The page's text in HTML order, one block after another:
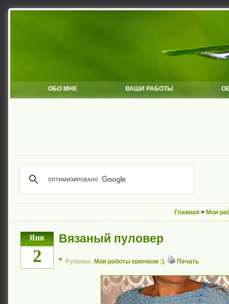
ОБО МНЕ ВАШИ РАБОТЫ
Главная > Мои
Янв
2
Вязаный пуловер
Рубрика: Мои работы крючком :). Печать